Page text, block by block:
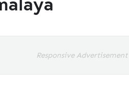
Responsive Advertisement